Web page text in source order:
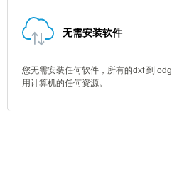
无需安装软件
您无需安装任何软件，所有的dxf 到
用计算机的任何资源。